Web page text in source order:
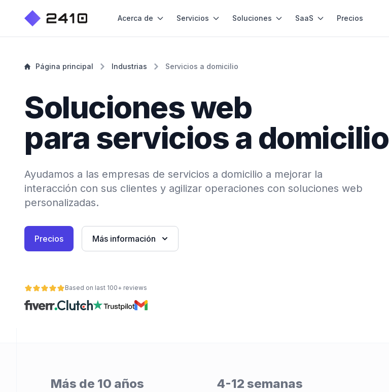
Acerca de Servicios Soluciones SaaS Precios
Página principal Industrias Servicios a domicilio
Soluciones web
para servicios a domicilio
Ayudamos a las empresas de servicios a domicilio a mejorar la
interacción con sus clientes y agilizar operaciones con soluciones web
personalizadas.
Precios Más información
Based on last 100+ reviews
Más de 10 años 4-12 semanas